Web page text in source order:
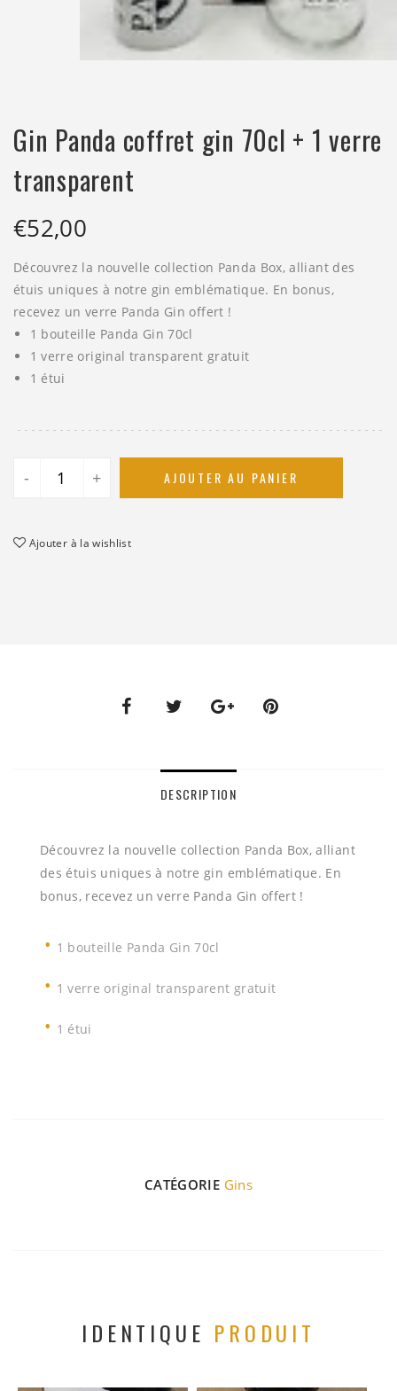
Gin Panda coffret gin 70cl + 1 verre
transparent
€52,00
Découvrez la nouvelle collection Panda Box, alliant des
étuis uniques à notre gin emblématique. En bonus,
recevez un verre Panda Gin offert !
1 bouteille Panda Gin 70cl
1 verre original transparent gratuit
1 étui
- + AJOUTER AU PANIER
Ajouter à la wishlist
DESCRIPTION
Découvrez la nouvelle collection Panda Box, alliant
des étuis uniques à notre gin emblématique. En
bonus, recevez un verre Panda Gin offert !
1 bouteille Panda Gin 70cl
1 verre original transparent gratuit
1 étui
CATÉGORIE Gins
IDENTIQUE PRODUIT